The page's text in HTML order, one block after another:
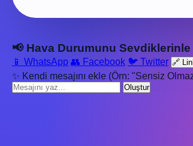
📢 Hava Durumunu Sevdiklerinle
📱 WhatsApp 👥 Facebook 🐦 Twitter 🔗
✨ Kendi mesajını ekle (Örn: "Sensiz
Oluştur